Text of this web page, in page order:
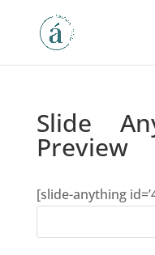
Slide
Preview
[slide-anything